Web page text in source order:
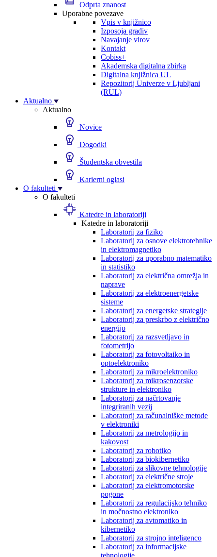
Odprta znanost
Uporabne povezave
Vpis v knjižnico
Izposoja gradiv
Navajanje virov
Kontakt
Cobiss+
Akademska digitalna zbirka
Digitalna knjižnica UL
Repozitorij Univerze v Ljubljani
(RUL)
Aktualno
Aktualno
Novice
Dogodki
Študentska obvestila
Karierni oglasi
O fakulteti
O fakulteti
Katedre in laboratoriji
Katedre in laboratoriji
Laboratorij za fiziko
Laboratorij za osnove elektrotehnike
in elektromagnetiko
Laboratorij za uporabno matematiko
in statistiko
Laboratorij za električna omrežja in
naprave
Laboratorij za elektroenergetske
sisteme
Laboratorij za energetske strategije
Laboratorij za preskrbo z električno
energijo
Laboratorij za razsvetljavo in
fotometrijo
Laboratorij za fotovoltaiko in
optoelektroniko
Laboratorij za mikroelektroniko
Laboratorij za mikrosenzorske
strukture in elektroniko
Laboratorij za načrtovanje
integriranih vezij
Laboratorij za računalniške metode
v elektroniki
Laboratorij za metrologijo in
kakovost
Laboratorij za robotiko
Laboratorij za biokibernetiko
Laboratorij za slikovne tehnologije
Laboratorij za električne stroje
Laboratorij za elektromotorske
pogone
Laboratorij za regulacijsko tehniko
in močnostno elektroniko
Laboratorij za avtomatiko in
kibernetiko
Laboratorij za strojno inteligenco
Laboratorij za informacijske
tehnologije